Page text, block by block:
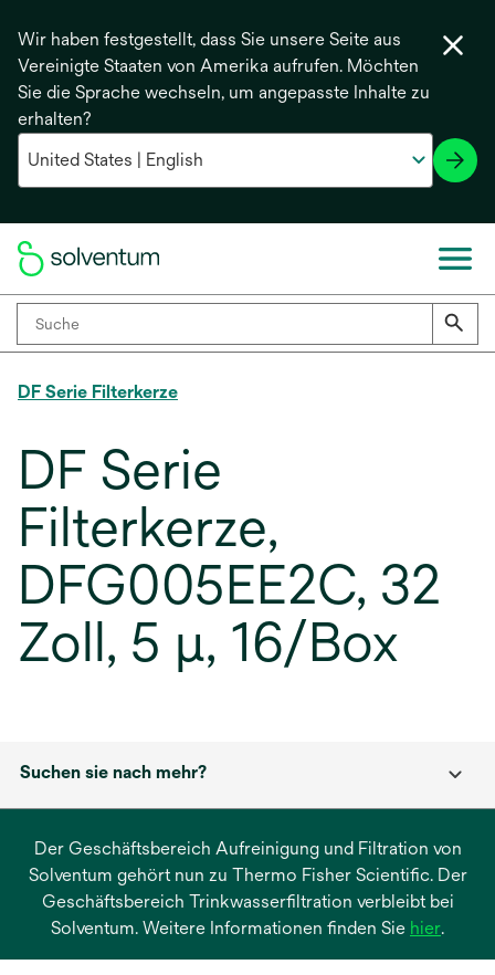
Wir haben festgestellt, dass Sie unsere Seite aus
Vereinigte Staaten von Amerika aufrufen. Möchten
Sie die Sprache wechseln, um angepasste Inhalte zu
erhalten?
DF Serie Filterkerze
DF Serie
Filterkerze,
DFG005EE2C, 32
Zoll, 5 μ, 16/Box
Suchen sie nach mehr?
Der Geschäftsbereich Aufreinigung und Filtration von
Solventum gehört nun zu Thermo Fisher Scientific. Der
Geschäftsbereich Trinkwasserfiltration verbleibt bei
Solventum. Weitere Informationen finden Sie hierwird
.